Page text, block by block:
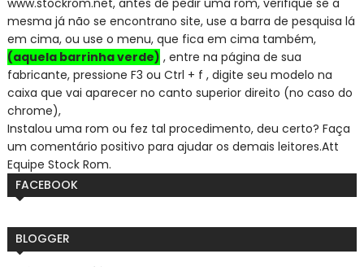
mesma já não se encontrano site, use a barra de pesquisa lá
em cima, ou use o menu, que fica em cima também,
(aquela barrinha verde) , entre na página de sua
fabricante, pressione F3 ou Ctrl + f , digite seu modelo na
caixa que vai aparecer no canto superior direito (no caso do
chrome),
Instalou uma rom ou fez tal procedimento, deu certo? Faça
um comentário positivo para ajudar os demais leitores.Att
Equipe Stock Rom.
FACEBOOK
BLOGGER